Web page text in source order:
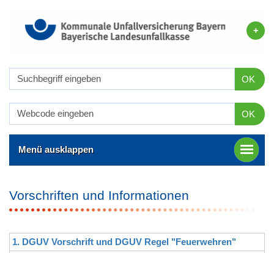
OK
OK
Menü ausklappen
Vorschriften und Informationen
1. DGUV Vorschrift und DGUV Regel "Feuerwehren"